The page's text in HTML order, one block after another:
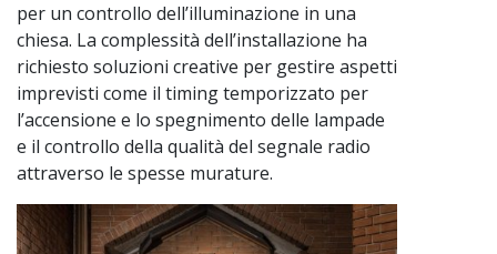
per un controllo dell’illuminazione in una
chiesa. La complessità dell’installazione ha
richiesto soluzioni creative per gestire aspetti
imprevisti come il timing temporizzato per
l’accensione e lo spegnimento delle lampade
e il controllo della qualità del segnale radio
attraverso le spesse murature.